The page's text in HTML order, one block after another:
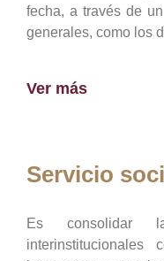
fecha, a través de
generales, como los
Ver más
Servicio
Es consolidar